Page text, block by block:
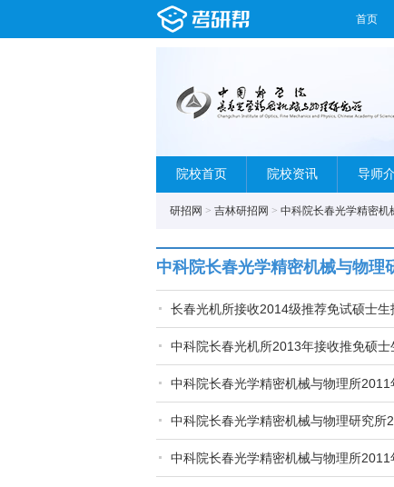
首页
院校首页 院校资讯 导师
研招网 > 吉林研招网 > 中科院长春光学精密机
中科院长春光学精密机械与物理
长春光机所接收2014级推荐免试硕士生
中科院长春光机所2013年接收推免硕士
中科院长春光学精密机械与物理所2011
中科院长春光学精密机械与物理研究所
中科院长春光学精密机械与物理所2011